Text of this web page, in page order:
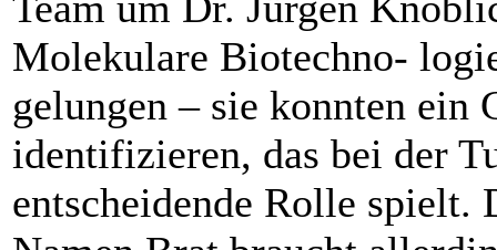
Molekulare Biotechno-
gelungen – sie konnten ein
identifizieren, das bei der
entscheidende Rolle spielt.